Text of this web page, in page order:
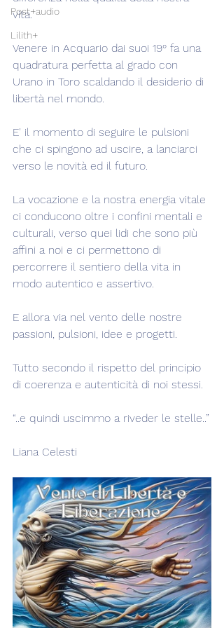
Post+audio
Lilith+
vita.
Venere in Acquario dai suoi 19° fa una
quadratura perfetta al grado con
Urano in Toro scaldando il desiderio di
libertà nel mondo.
E' il momento di seguire le pulsioni
che ci spingono ad uscire, a lanciarci
verso le novità ed il futuro.
La vocazione e la nostra energia vitale
ci conducono oltre i confini mentali e
culturali, verso quei lidi che sono più
affini a noi e ci permettono di
percorrere il sentiero della vita in
modo autentico e assertivo.
E allora via nel vento delle nostre
passioni, pulsioni, idee e progetti.
Tutto secondo il rispetto del principio
di coerenza e autenticità di noi stessi.
“..e quindi uscimmo a riveder le stelle..”
Liana Celesti